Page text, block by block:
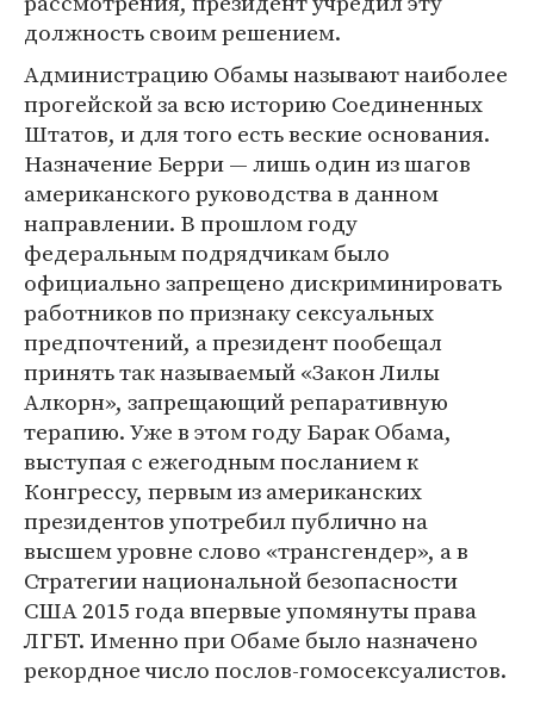
должность своим решением.
Администрацию Обамы называют наиболее
прогейской за всю историю Соединенных
Штатов, и для того есть веские основания.
Назначение Берри — лишь один из шагов
американского руководства в данном
направлении. В прошлом году
федеральным подрядчикам было
официально запрещено дискриминировать
работников по признаку сексуальных
предпочтений, а президент пообещал
принять так называемый «Закон Лилы
Алкорн», запрещающий репаративную
терапию. Уже в этом году Барак Обама,
выступая с ежегодным посланием к
Конгрессу, первым из американских
президентов употребил публично на
высшем уровне слово «трансгендер», а в
Стратегии национальной безопасности
США 2015 года впервые упомянуты права
ЛГБТ. Именно при Обаме было назначено
рекордное число послов-гомосексуалистов.